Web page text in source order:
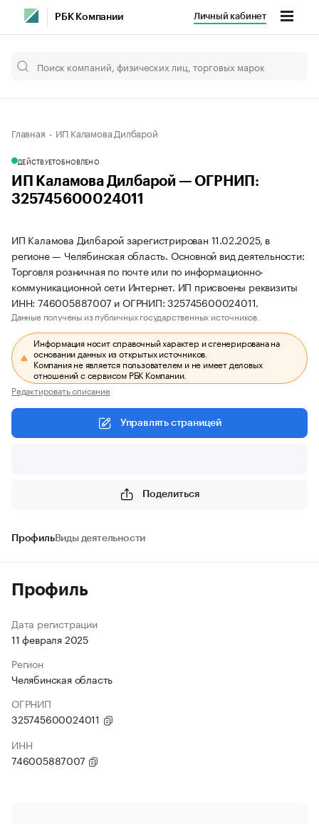
РБК Компании Личный кабинет
Главная ИП Каламова Дилбарой
ДЕЙСТВУЕТОБНОВЛЕНО
ИП Каламова Дилбарой — ОГРНИП:
325745600024011
ИП Каламова Дилбарой зарегистрирован 11.02.2025, в
регионе — Челябинская область. Основной вид деятельности:
Торговля розничная по почте или по информационно-
коммуникационной сети Интернет. ИП присвоены реквизиты
ИНН: 746005887007 и ОГРНИП: 325745600024011.
Данные получены из публичных государственных источников.
Информация носит справочный характер и сгенерирована на
основании данных из открытых источников.
Компания не является пользователем и не имеет деловых
отношений с сервисом РБК Компании.
Редактировать описание
Управлять страницей
Поделиться
ПрофильВиды деятельности
Профиль
Дата регистрации
11 февраля 2025
Регион
Челябинская область
ОГРНИП
325745600024011
ИНН
746005887007